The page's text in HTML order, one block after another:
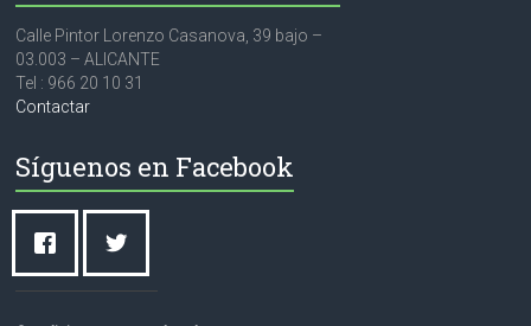
Calle Pintor Lorenzo Casanova, 39 bajo –
03.003 – ALICANTE
Tel : 966 20 10 31
Contactar
Síguenos en Facebook